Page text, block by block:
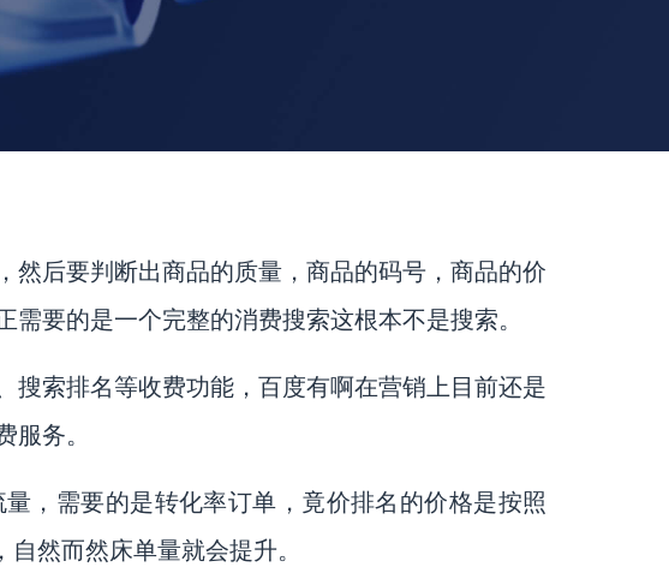
后要判断出商品的质量，商品的码号，商品的价
要的是一个完整的消费搜索这根本不是搜索。
索排名等收费功能，百度有啊在营销上目前还是
务。
，需要的是转化率订单，竟价排名的价格是按照
然而然床单量就会提升。